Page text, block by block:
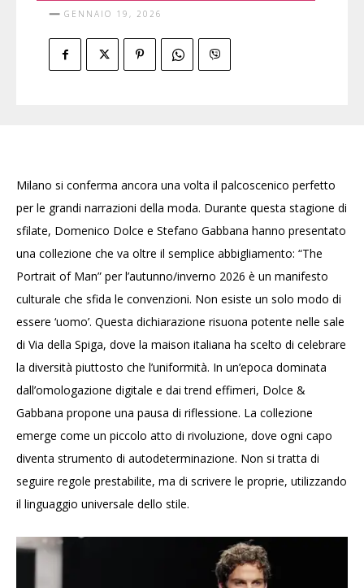
GENNAIO 19, 2026
Milano si conferma ancora una volta il palcoscenico perfetto
per le grandi narrazioni della moda. Durante questa stagione di
sfilate, Domenico Dolce e Stefano Gabbana hanno presentato
una collezione che va oltre il semplice abbigliamento: “The
Portrait of Man” per l’autunno/inverno 2026 è un manifesto
culturale che sfida le convenzioni. Non esiste un solo modo di
essere ‘uomo’. Questa dichiarazione risuona potente nelle sale
di Via della Spiga, dove la maison italiana ha scelto di celebrare
la diversità piuttosto che l’uniformità. In un’epoca dominata
dall’omologazione digitale e dai trend effimeri, Dolce &
Gabbana propone una pausa di riflessione. La collezione
emerge come un piccolo atto di rivoluzione, dove ogni capo
diventa strumento di autodeterminazione. Non si tratta di
seguire regole prestabilite, ma di scrivere le proprie, utilizzando
il linguaggio universale dello stile.